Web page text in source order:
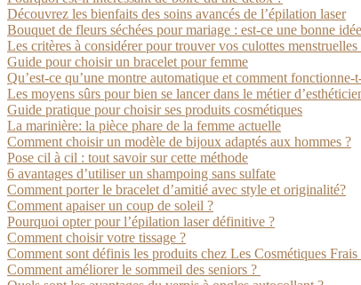
Découvrez les bienfaits des soins avancés de l’épilation laser
Bouquet de fleurs séchées pour mariage : est-ce une bonne
Les critères à considérer pour trouver vos culottes menstruelles
Guide pour choisir un bracelet pour femme
Qu’est-ce qu’une montre automatique et comment fonctionne-
Les moyens sûrs pour bien se lancer dans le métier
Guide pratique pour choisir ses produits cosmétiques
La marinière: la pièce phare de la femme actuelle
Comment choisir un modèle de bijoux adaptés aux hommes ?
Pose cil à cil : tout savoir sur cette méthode
6 avantages d’utiliser un shampoing sans sulfate
Comment porter le bracelet d’amitié avec style et originalité?
Comment apaiser un coup de soleil ?
Pourquoi opter pour l’épilation laser définitive ?
Comment choisir votre tissage ?
Comment sont définis les produits chez Les Cosmétiques Frais
Comment améliorer le sommeil des seniors ?